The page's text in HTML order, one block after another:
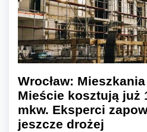
Wrocław:
Mieście kosztują już
mkw. Eksperci
jeszcze drożej